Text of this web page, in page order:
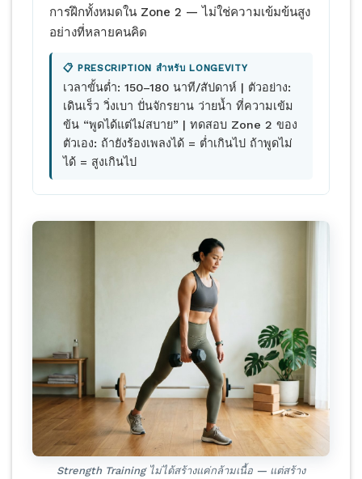
การฝึกทั้งหมดใน Zone 2 — ไม่ใช่ความเข้มข้นสูง
อย่างที่หลายคนคิด
📋 PRESCRIPTION สำหรับ LONGEVITY
เวลาขั้นต่ำ: 150–180 นาที/สัปดาห์ | ตัวอย่าง:
เดินเร็ว วิ่งเบา ปั่นจักรยาน ว่ายน้ำ ที่ความเข้ม
ข้น “พูดได้แต่ไม่สบาย” | ทดสอบ Zone 2 ของ
ตัวเอง: ถ้ายังร้องเพลงได้ = ต่ำเกินไป ถ้าพูดไม่
ได้ = สูงเกินไป
Strength Training ไม่ได้สร้างแค่กล้ามเนื้อ — แต่สร้าง